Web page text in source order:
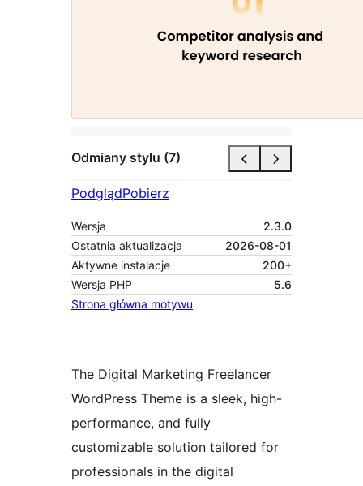
Odmiany stylu (7)
PodglądPobierz
Wersja
2.3.0
Ostatnia aktualizacja
2026-08-01
Aktywne instalacje
200+
Wersja PHP
5.6
Strona główna motywu
The Digital Marketing Freelancer
WordPress Theme is a sleek, high-
performance, and fully
customizable solution tailored for
professionals in the digital